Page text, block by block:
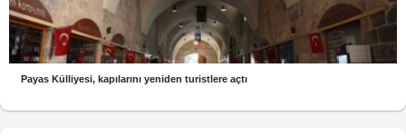
Payas Külliyesi, kapılarını yeniden turistlere açtı